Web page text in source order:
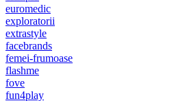
euromedic
exploratorii
extrastyle
facebrands
femei-frumoase
flashme
fove
fun4play